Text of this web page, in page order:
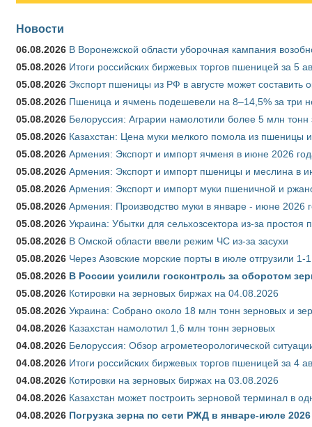
Новости
06.08.2026 В Воронежской области уборочная кампания
05.08.2026 Итоги российских биржевых торгов пшеницей за 5
05.08.2026 Экспорт пшеницы из РФ в августе может составить
05.08.2026 Пшеница и ячмень подешевели на 8–14,5% за три
05.08.2026 Белоруссия: Аграрии намолотили более 5 млн тонн
05.08.2026 Казахстан: Цена муки мелкого помола из пшеницы
05.08.2026 Армения: Экспорт и импорт ячменя в июне 2026
05.08.2026 Армения: Экспорт и импорт пшеницы и меслина в
05.08.2026 Армения: Экспорт и импорт муки пшеничной и
05.08.2026 Армения: Производство муки в январе - июне 2026
05.08.2026 Украина: Убытки для сельхозсектора из-за простоя
05.08.2026 В Омской области ввели режим ЧС из-за засухи
05.08.2026 Через Азовские морские порты в июле отгрузили
05.08.2026 В России усилили госконтроль за оборотом
05.08.2026 Котировки на зерновых биржах на 04.08.2026
05.08.2026 Украина: Собрано около 18 млн тонн зерновых и
04.08.2026 Казахстан намолотил 1,6 млн тонн зерновых
04.08.2026 Белоруссия: Обзор агрометеорологической
04.08.2026 Итоги российских биржевых торгов пшеницей за 4
04.08.2026 Котировки на зерновых биржах на 03.08.2026
04.08.2026 Казахстан может построить зерновой терминал в
04.08.2026 Погрузка зерна по сети РЖД в январе-июле